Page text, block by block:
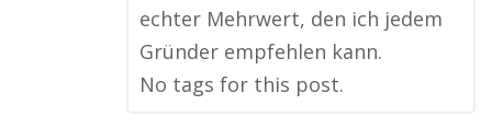
echter Mehrwert, den ich jedem
Gründer empfehlen kann.
No tags for this post.